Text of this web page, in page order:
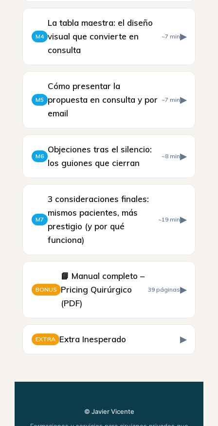
M4
La tabla maestra: el diseño
visual que convierte en
consulta
~7 min▶
M5
Cómo presentar la
propuesta en consulta y por
email
~7 min▶
M6
Objeciones tras el silencio:
los guiones que cierran
~8 min▶
M7
3 consideraciones finales:
mismos pacientes, más
prestigio (y por qué
funciona)
~19 min▶
BONUS
📘 Manual completo –
Pricing Quirúrgico
(PDF)
39 páginas▶
EXTRA Extra Inesperado ▶
© Javier Vicente